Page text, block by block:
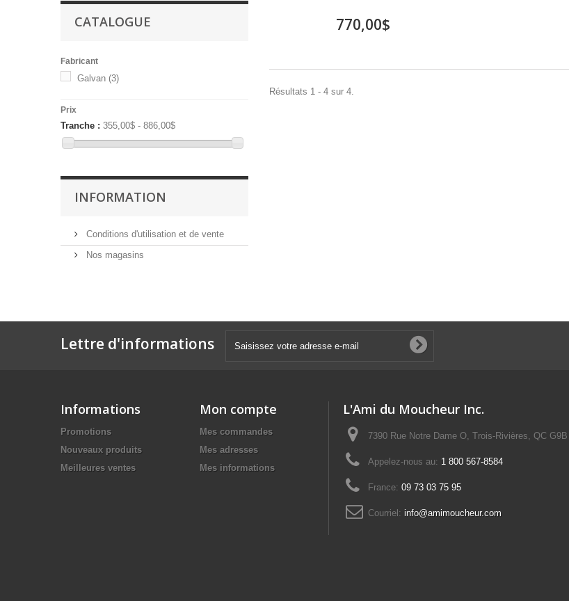
CATALOGUE
Fabricant
Galvan (3)
Prix
Tranche : 355,00$ - 886,00$
INFORMATION
Conditions d'utilisation et de vente
Nos magasins
770,00$
Résultats 1 - 4 sur 4.
Lettre d'informations
Informations
Promotions
Nouveaux produits
Meilleures ventes
Mon compte
Mes commandes
Mes adresses
Mes informations
L'Ami du Moucheur Inc.
7390 Rue Notre Dame O, Trois-Rivières, QC
Appelez-nous au: 1 800 567-8584
France: 09 73 03 75 95
Courriel: info@amimoucheur.com